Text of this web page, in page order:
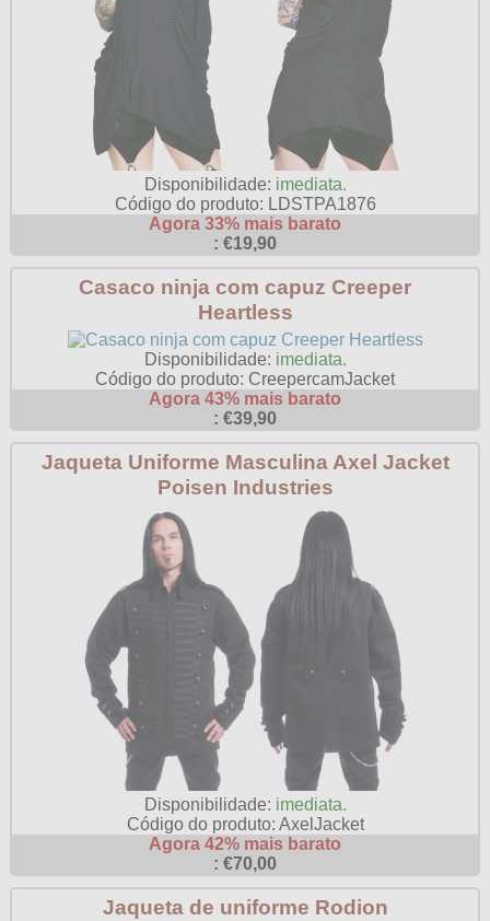
Disponibilidade: imediata.
Código do produto: LDSTPA1876
Agora 33% mais barato
: €19,90
Casaco ninja com capuz Creeper
Heartless
Disponibilidade: imediata.
Código do produto: CreepercamJacket
Agora 43% mais barato
: €39,90
Jaqueta Uniforme Masculina Axel Jacket
Poisen Industries
Disponibilidade: imediata.
Código do produto: AxelJacket
Agora 42% mais barato
: €70,00
Jaqueta de uniforme Rodion